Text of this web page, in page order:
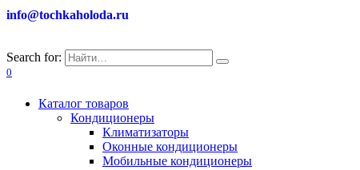
info@tochkaholoda.ru
Search for:
0
Каталог товаров
Кондиционеры
Климатизаторы
Оконные кондиционеры
Мобильные кондиционеры